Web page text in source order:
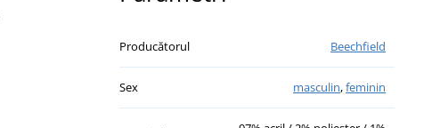
Producătorul Beechfield
Sex masculin,feminin